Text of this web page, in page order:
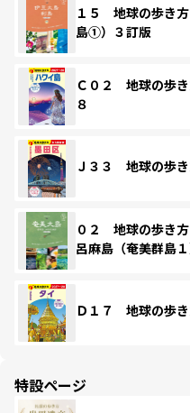
１５ 地球の歩き
島①）３訂版
Ｃ０２ 地球の歩
８
Ｊ３３ 地球の歩
０２ 地球の歩
呂麻島（奄美群島
Ｄ１７ 地球の歩
特設ページ